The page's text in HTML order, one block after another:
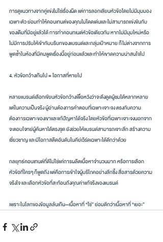
การดูแนวทางจากคู่แข่งไม่ใช่เรื่องผิด แต่การลอกเลียนหัวข้อโดยไม่มีมุมมอง
เฉพาะตัว ย่อมทำให้คอนเทนต์ของคุณไม่โดดเด่นและไม่สามารถแข่งขันกับ
ของเดิมที่มีอยู่แล้วได้ การทำคอนทเนต์หัวข้อเดียวกัน หากไม่มีมุมใหม่หรือ
ไม่มีการปรับให้เข้ากับบริบทของแบรนด์และกลุ่มเป้าหมาย ก็ไม่ต่างจากการ
พูดซ้ำในห้องที่มีคนพูดเรื่องนี้อยู่ก่อนแล้วและทำให้เขาดความน่าสนใจไป
4. หัวข้อกว้างเกินไป = โอกาสที่หายไป
หลายแบรนด์เลือกเขียนหัวข้อกว้างเพื่อหวังว่าจะดึงดูดผู้ชมได้หลากหลาย
แต่ในความเป็นจริง ผู้อ่านต้องการคำตอบที่เฉพาะเจาะจง ตรงกับความ
ต้องการเฉพาะของเขาและแก้ปัญหาได้จริง โดยหัวข้อที่เฉพาะเจาะจงนอกจาก
จะตอบโจทย์ผู้ค้นหาได้ตรงจุด ยังช่วยให้แบรนด์สามารถเจาะลึก สร้างความ
เชี่ยวชาญ และมีโอกาสติดอันดับในคีย์เวิร์ดเฉพาะได้ดีกว่าด้วย
กลยุทธ์คอนเทนต์ที่ดีไม่ใช่แค่การผลิตเนื้อหาจำนวนมาก หรือการเลือก
หัวข้อที่ใครๆ ก็พูดถึง แต่คือการเข้าใจผู้บริโภคอย่างลึกซึ้ง สื่อสารด้วยความ
จริงใจ และเลือกหัวข้อที่สะท้อนถึงคุณค่าแท้จริงของแบรนด์
เพราะในโลกของข้อมูลล้นเกิน—เนื้อหาที่ “ใช่” ย่อมดีกว่าเนื้อหาที่ “เยอะ”